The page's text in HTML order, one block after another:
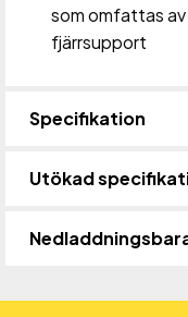
som omfattas
fjärrsupport
Specifikation
Utökad